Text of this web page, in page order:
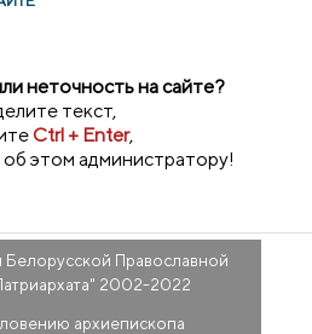
неточность на сайте?
текст,
Ctrl + Enter,
этом администратору!
Белорусской Православной
" 2002-2022
архиепископа